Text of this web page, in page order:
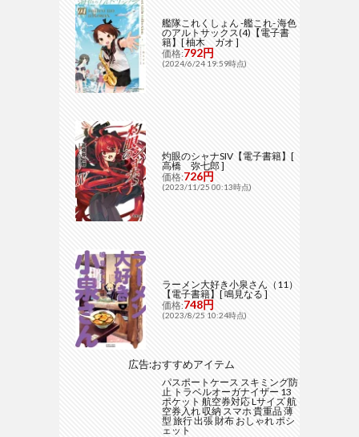
艦隊これくしょん -艦これ- 海色
のアルトサックス(4)【電子書
籍】[ 柚木 ガオ ]
価格:792円
(2024/6/24 19:59時点)
灼眼のシャナSIV【電子書籍】[
高橋 弥七郎 ]
価格:726円
(2023/11/25 00:13時点)
ラーメン大好き小泉さん（11）
【電子書籍】[ 鳴見なる ]
価格:748円
(2023/8/25 10:24時点)
広告:おすすめアイテム
パスポートケース スキミング防
止 トラベルオーガナイザー 13
ポケット 航空券対応 Lサイズ 航
空券入れ 収納 スマホ 貴重品 薄
型 旅行 出張 財布 おしゃれ ポシ
ェット